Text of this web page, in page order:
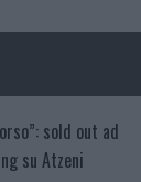
sold out ad
su Atzeni